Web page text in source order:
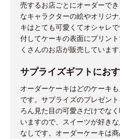
売するお店ごとにオーダーで
なキャラクターの絵やオリジ
キはとても可愛くてオシャレ
付してケーキの表面にプリン
くさんのお店が販売しています
サプライズギフトにおす
オーダーケーキはどのケーキ
です。サプライズのプレゼン
ろん見た目の可愛さだけでな
いますので、スイーツが好き
なしです。オーダーケーキは